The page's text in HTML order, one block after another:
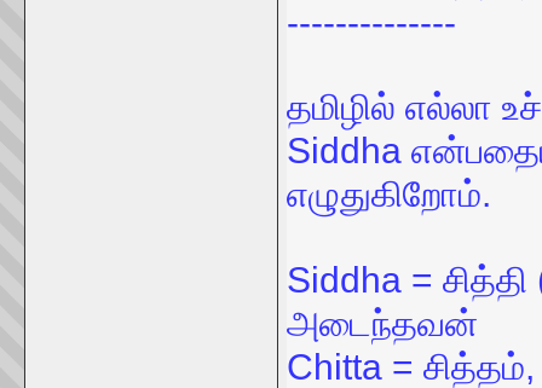
--------------
தமிழில் எல்லா
Siddha
எழுதுகிறோம்.
Siddha =
அடைந்தவன்
Chitta =